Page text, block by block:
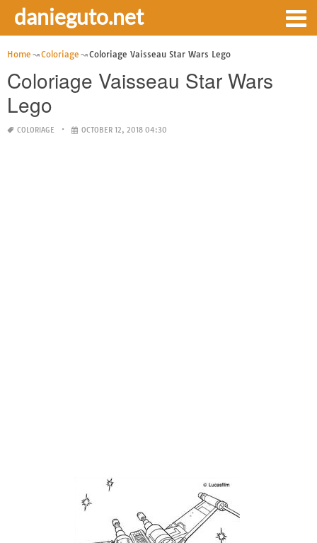
danieguto.net
Home Coloriage Coloriage Vaisseau Star Wars Lego
Coloriage Vaisseau Star Wars
Lego
COLORIAGE OCTOBER 12, 2018 04:30